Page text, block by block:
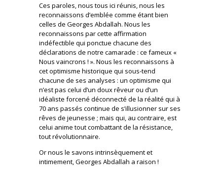
Ces paroles, nous tous ici réunis, nous les
reconnaissons d’emblée comme étant bien
celles de Georges Abdallah. Nous les
reconnaissons par cette affirmation
indéfectible qui ponctue chacune des
déclarations de notre camarade : ce fameux «
Nous vaincrons ! ». Nous les reconnaissons à
cet optimisme historique qui sous-tend
chacune de ses analyses : un optimisme qui
n’est pas celui d’un doux rêveur ou d’un
idéaliste forcené déconnecté de la réalité qui à
70 ans passés continue de s’illusionner sur ses
rêves de jeunesse ; mais qui, au contraire, est
celui anime tout combattant de la résistance,
tout révolutionnaire.
Or nous le savons intrinsèquement et
intimement, Georges Abdallah a raison !